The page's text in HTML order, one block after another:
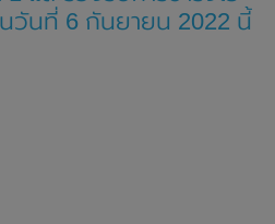
วันที่ 6 กันยายน 2022 นี้